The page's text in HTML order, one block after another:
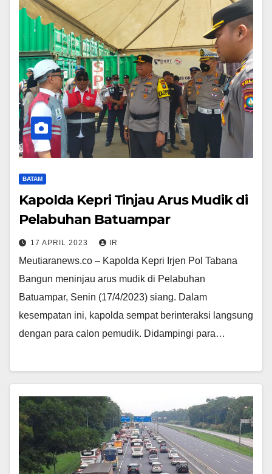
BATAM
Kapolda Kepri Tinjau Arus Mudik di
Pelabuhan Batuampar
17 APRIL 2023 IR
Meutiaranews.co – Kapolda Kepri Irjen Pol Tabana
Bangun meninjau arus mudik di Pelabuhan
Batuampar, Senin (17/4/2023) siang. Dalam
kesempatan ini, kapolda sempat berinteraksi langsung
dengan para calon pemudik. Didampingi para…